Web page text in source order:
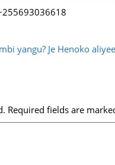
yangu? Je Henoko
Required fields are